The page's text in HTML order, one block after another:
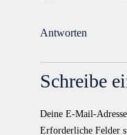
Antworten
Schreibe
Deine E-Mail-
Erforderliche Felder